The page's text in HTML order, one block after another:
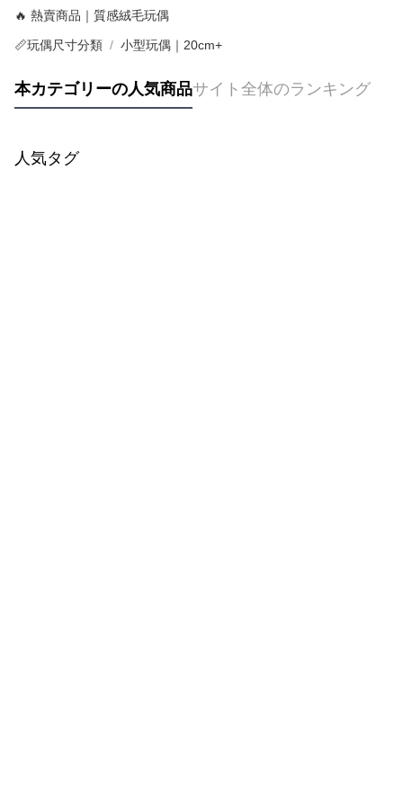
🔥 熱賣商品｜質感絨毛玩偶
📏玩偶尺寸分類 小型玩偶｜20cm+
本カテゴリーの人気商品サイト全体のランキング
人気タグ